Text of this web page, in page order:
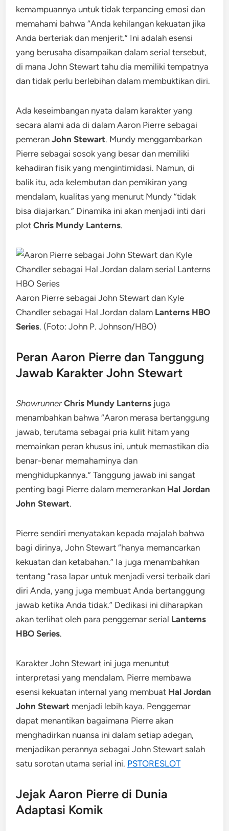
kemampuannya untuk tidak terpancing emosi dan
memahami bahwa “Anda kehilangan kekuatan jika
Anda berteriak dan menjerit.” Ini adalah esensi
yang berusaha disampaikan dalam serial tersebut,
di mana John Stewart tahu dia memiliki tempatnya
dan tidak perlu berlebihan dalam membuktikan diri.
Ada keseimbangan nyata dalam karakter yang
secara alami ada di dalam Aaron Pierre sebagai
pemeranJohn Stewart. Mundy menggambarkan
Pierre sebagai sosok yang besar dan memiliki
kehadiran fisik yang mengintimidasi. Namun, di
balik itu, ada kelembutan dan pemikiran yang
mendalam, kualitas yang menurut Mundy “tidak
bisa diajarkan.” Dinamika ini akan menjadi inti dari
plotChris Mundy Lanterns.
Aaron Pierre sebagai John Stewart dan Kyle
Chandler sebagai Hal Jordan dalam Lanterns HBO
Series. (Foto: John P. Johnson/HBO)
Peran Aaron Pierre dan Tanggung
Jawab Karakter John Stewart
Showrunner Chris Mundy Lanterns juga
menambahkan bahwa “Aaron merasa bertanggung
jawab, terutama sebagai pria kulit hitam yang
memainkan peran khusus ini, untuk memastikan dia
benar-benar memahaminya dan
menghidupkannya.” Tanggung jawab ini sangat
penting bagi Pierre dalam memerankan Hal Jordan
John Stewart.
Pierre sendiri menyatakan kepada majalah bahwa
bagi dirinya, John Stewart “hanya memancarkan
kekuatan dan ketabahan.” Ia juga menambahkan
tentang “rasa lapar untuk menjadi versi terbaik dari
diri Anda, yang juga membuat Anda bertanggung
jawab ketika Anda tidak.” Dedikasi ini diharapkan
akan terlihat oleh para penggemar serial Lanterns
HBO Series.
Karakter John Stewart ini juga menuntut
interpretasi yang mendalam. Pierre membawa
esensi kekuatan internal yang membuat Hal Jordan
John Stewart menjadi lebih kaya. Penggemar
dapat menantikan bagaimana Pierre akan
menghadirkan nuansa ini dalam setiap adegan,
menjadikan perannya sebagai John Stewart salah
satu sorotan utama serial ini. PSTORESLOT
Jejak Aaron Pierre di Dunia
Adaptasi Komik